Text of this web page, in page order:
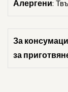
Алергени:
За
за